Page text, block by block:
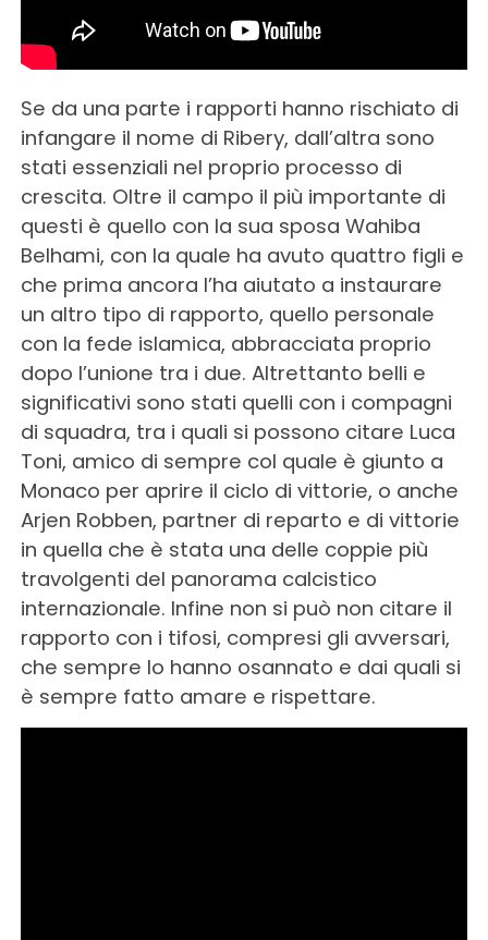
Se da una parte i rapporti hanno rischiato di
infangare il nome di Ribery, dall’altra sono
stati essenziali nel proprio processo di
crescita. Oltre il campo il più importante di
questi è quello con la sua sposa Wahiba
Belhami, con la quale ha avuto quattro figli e
che prima ancora l’ha aiutato a instaurare
un altro tipo di rapporto, quello personale
con la fede islamica, abbracciata proprio
dopo l’unione tra i due. Altrettanto belli e
significativi sono stati quelli con i compagni
di squadra, tra i quali si possono citare Luca
Toni, amico di sempre col quale è giunto a
Monaco per aprire il ciclo di vittorie, o anche
Arjen Robben, partner di reparto e di vittorie
in quella che è stata una delle coppie più
travolgenti del panorama calcistico
internazionale. Infine non si può non citare il
rapporto con i tifosi, compresi gli avversari,
che sempre lo hanno osannato e dai quali si
è sempre fatto amare e rispettare.